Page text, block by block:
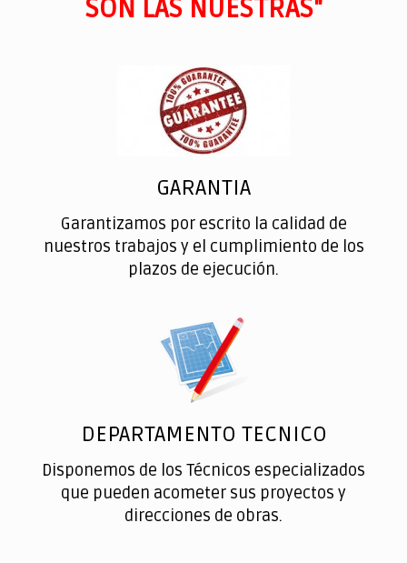
SON LAS NUESTRAS"
GARANTIA
Garantizamos por escrito la calidad de
nuestros trabajos y el cumplimiento de los
plazos de ejecución.
DEPARTAMENTO TECNICO
Disponemos de los Técnicos especializados
que pueden acometer sus proyectos y
direcciones de obras.